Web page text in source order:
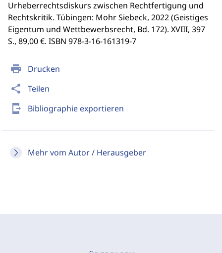
print Drucken
share Teilen
send_to_mobile Bibliographie exportieren
Mehr vom Autor / Herausgeber
Urheberrechtsdiskurs zwischen Rechtfertigung und
Rechtskritik. Tübingen: Mohr Siebeck, 2022 (Geistiges
Eigentum und Wettbewerbsrecht, Bd. 172). XVIII, 397
S., 89,00 €. ISBN 978-3-16-161319-7